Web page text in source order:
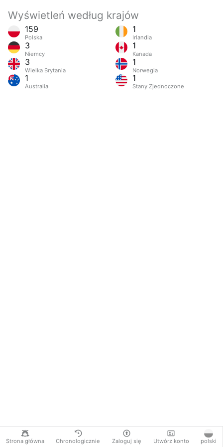
Strona główna Chronologicznie Zaloguj się Utwórz konto polski
Wyświetleń według krajów
159
Polska
3
Niemcy
3
Wielka Brytania
1
Australia
1
Irlandia
1
Kanada
1
Norwegia
1
Stany Zjednoczone